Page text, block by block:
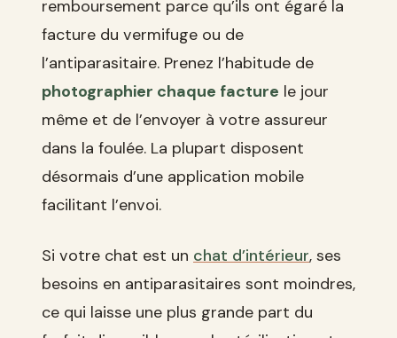
remboursement parce qu’ils ont égaré la
facture du vermifuge ou de
l’antiparasitaire. Prenez l’habitude de
photographier chaque facture le jour
même et de l’envoyer à votre assureur
dans la foulée. La plupart disposent
désormais d’une application mobile
facilitant l’envoi.
Si votre chat est un chat d’intérieur, ses
besoins en antiparasitaires sont moindres,
ce qui laisse une plus grande part du